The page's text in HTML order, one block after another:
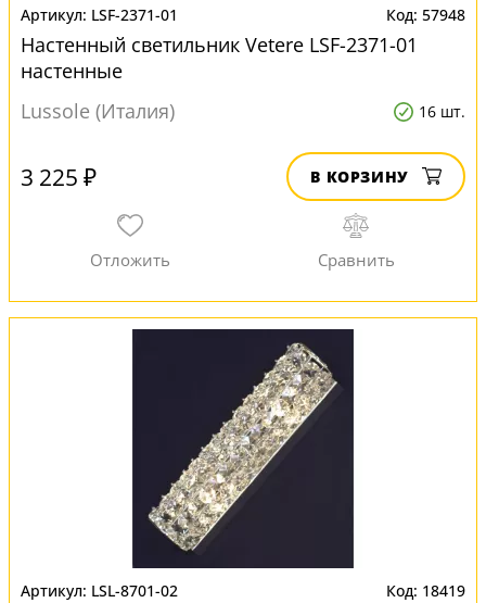
LSF-2371-01 57948
Настенный светильник Vetere LSF-2371-01
настенные
Lussole (Италия)
16 шт.
3 225 ₽ В КОРЗИНУ
LSL-8701-02 18419